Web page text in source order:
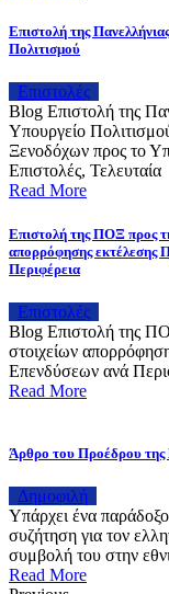
Επιστολή της
Πολιτισμού
Επιστολές
Blog Επιστολή της
Υπουργείο
Ξενοδόχων προς το
Επιστολές, Τελευταία
Read More
Επιστολή της ΠΟΞ προς
απορρόφησης εκτέλεσης
Περιφέρεια
Επιστολές
Blog Επιστολή της
στοιχείων
Επενδύσεων ανά
Read More
Άρθρο του Προέδρου
Δημοφιλή
Υπάρχει ένα
συζήτηση για τον
συμβολή του στην
Read More